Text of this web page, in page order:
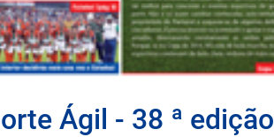
Ágil - 38 ª edição